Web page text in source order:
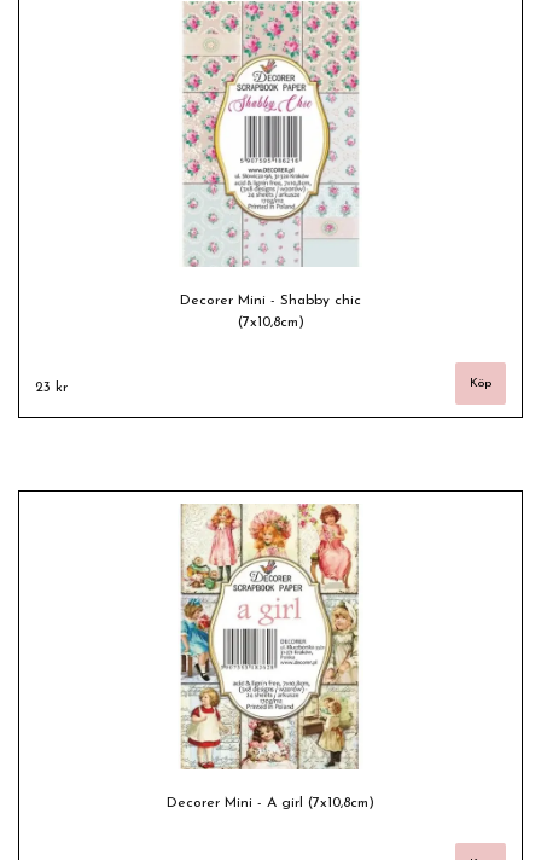
Decorer Mini - Shabby chic
(7x10,8cm)
23 kr
Decorer Mini - A girl (7x10,8cm)